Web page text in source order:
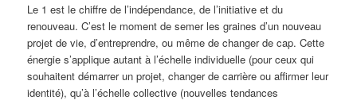
Le 1 est le chiffre de l’indépendance, de l’initiative et du
renouveau. C’est le moment de semer les graines d’un nouveau
projet de vie, d’entreprendre, ou même de changer de cap. Cette
énergie s’applique autant à l’échelle individuelle (pour ceux qui
souhaitent démarrer un projet, changer de carrière ou affirmer leur
identité), qu’à l’échelle collective (nouvelles tendances